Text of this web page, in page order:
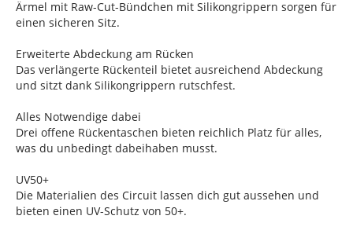
Ärmel mit Raw-Cut-Bündchen mit Silikongrippern sorgen für
einen sicheren Sitz.
Erweiterte Abdeckung am Rücken
Das verlängerte Rückenteil bietet ausreichend Abdeckung
und sitzt dank Silikongrippern rutschfest.
Alles Notwendige dabei
Drei offene Rückentaschen bieten reichlich Platz für alles,
was du unbedingt dabeihaben musst.
UV50+
Die Materialien des Circuit lassen dich gut aussehen und
bieten einen UV-Schutz von 50+.